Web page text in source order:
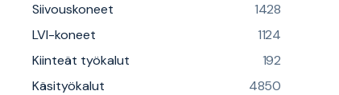
Siivouskoneet
1428
LVI-koneet
1124
Kiinteät työkalut
192
Käsityökalut
4850